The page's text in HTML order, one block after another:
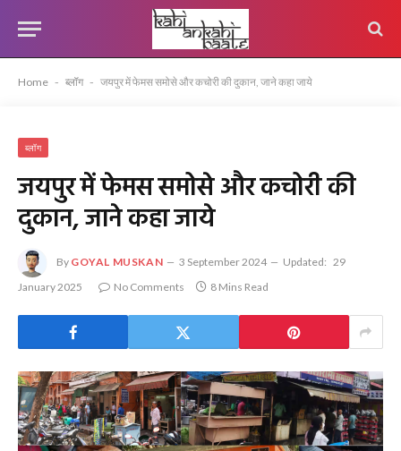
Home - ब्लॉग - जयपुर में फेमस समोसे और कचोरी की दुकान, जाने कहा जाये
ब्लॉग
जयपुर में फेमस समोसे और कचोरी की
दुकान, जाने कहा जाये
By GOYAL MUSKAN 3 September 2024 Updated: 29
January 2025
No Comments 8 Mins Read